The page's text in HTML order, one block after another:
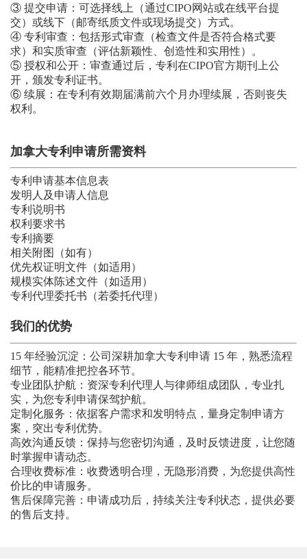
③ 提交申请：可选择线上（通过CIPO网站或在线平台提
交）或线下（邮寄纸质文件或现场提交）方式。
④ 专利审查：包括形式审查（检查文件是否符合格式要
求）和实质审查（评估新颖性、创造性和实用性）。
⑤ 授权和公开：审查通过后，专利在CIPO官方期刊上公
开，颁发专利证书。
⑥ 续展：在专利有效期届满前六个月办理续展，否则丧失
权利。
加拿大专利申请所需资料
专利申请基本信息表
发明人及申请人信息
专利说明书
权利要求书
专利摘要
相关附图（如有）
优先权证明文件（如适用）
规模实体陈述文件（如适用）
专利代理委托书（若委托代理）
我们的优势
15 年经验沉淀：公司深耕加拿大专利申请 15 年，熟悉流程
细节，能精准把控各环节。
专业团队护航：资深专利代理人与律师组成团队，专业扎
实，为您专利申请保驾护航。
定制化服务：依据客户需求和发明特点，量身定制申请方
案，突出专利优势。
高效沟通反馈：保持与您密切沟通，及时反馈进度，让您随
时掌握申请动态。
合理收费标准：收费透明合理，无隐形消费，为您提供高性
价比的申请服务。
售后保障完善：申请成功后，持续关注专利状态，提供必要
的售后支持。